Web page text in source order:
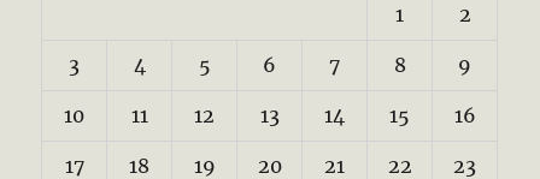
1 2
3 4 5 6 7 8 9
10 11 12 13 14 15 16
17 18 19 20 21 22 23